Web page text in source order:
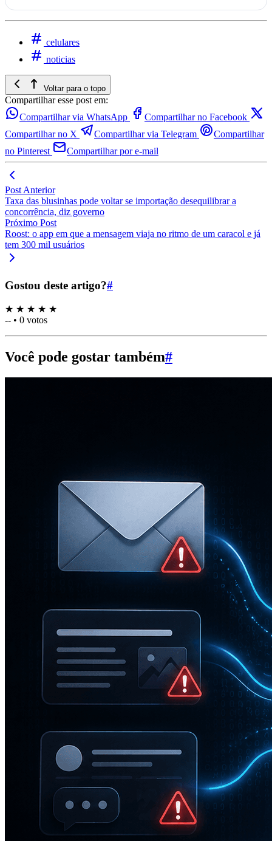
celulares
noticias
Voltar para o topo
Compartilhar esse post em:
Compartilhar via WhatsApp
Compartilhar no Facebook
Compartilhar no X
Compartilhar via Telegram
Compartilhar
no Pinterest
Compartilhar por e-mail
Post Anterior
Taxa das blusinhas pode voltar se importação desequilibrar a
concorrência, diz governo
Próximo Post
Roost: o app em que a mensagem viaja no ritmo de um caracol e já
tem 300 mil usuários
Gostou deste artigo?#
★ ★ ★ ★ ★
-- • 0 votos
Você pode gostar também#